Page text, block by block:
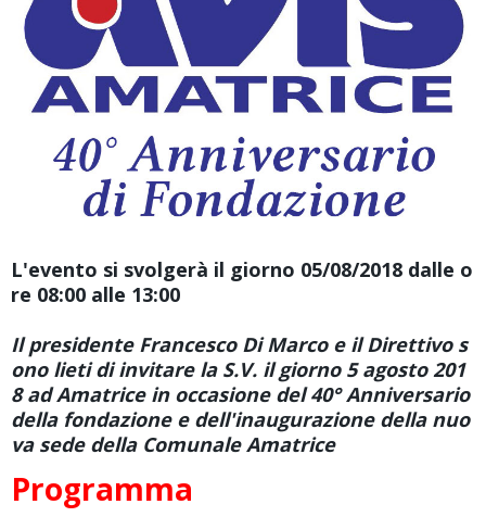
L'evento si svolgerà il giorno 05/08/2018 dalle o
re 08:00 alle 13:00
Il presidente Francesco Di Marco e il Direttivo s
ono lieti di invitare la S.V. il giorno 5 agosto 201
8 ad Amatrice in occasione del 40° Anniversario
della fondazione e dell'inaugurazione della nuo
va sede della Comunale Amatrice
Programma